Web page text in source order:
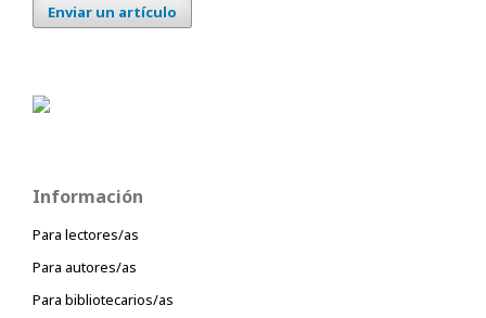
Enviar un artículo
Información
Para lectores/as
Para autores/as
Para bibliotecarios/as